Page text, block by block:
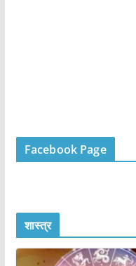
Facebook Page
शास्त्र